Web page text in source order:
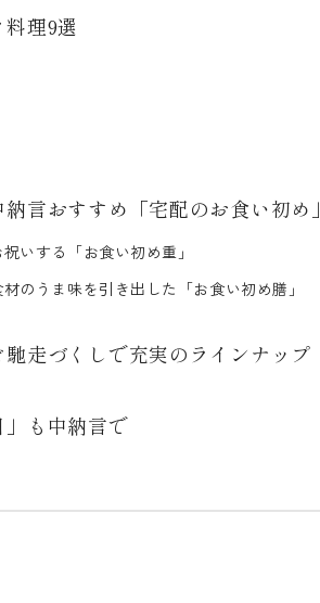
理9選
言おすすめ「宅配のお食い初め」
いする「お食い初め重」
のうま味を引き出した「お食い初め膳」
走づくしで充実のラインナップ
」も中納言で